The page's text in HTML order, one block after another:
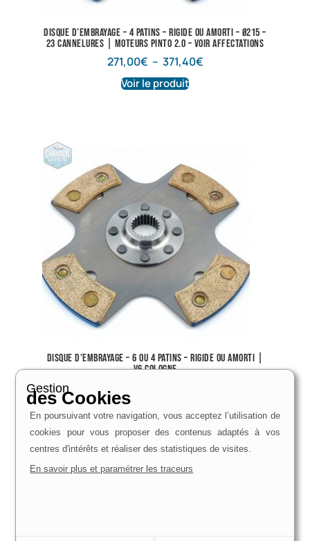
Disque d’embrayage – 4 Patins – Rigide ou amorti – Ø215 –
23 cannelures | Moteurs Pinto 2.0 – Voir affectations
271,00€ – 371,40€
Voir le produit
Disque d’embrayage – 6 ou 4 Patins – Rigide ou amorti |
V6 Cologne
Voir le produit
Gestion
des Cookies
En poursuivant votre navigation, vous acceptez l’utilisation de
cookies pour vous proposer des contenus adaptés à vos
centres d'intérêts et réaliser des statistiques de visites.
En savoir plus et paramétrer les traceurs